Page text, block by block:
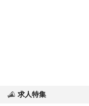
求人特集